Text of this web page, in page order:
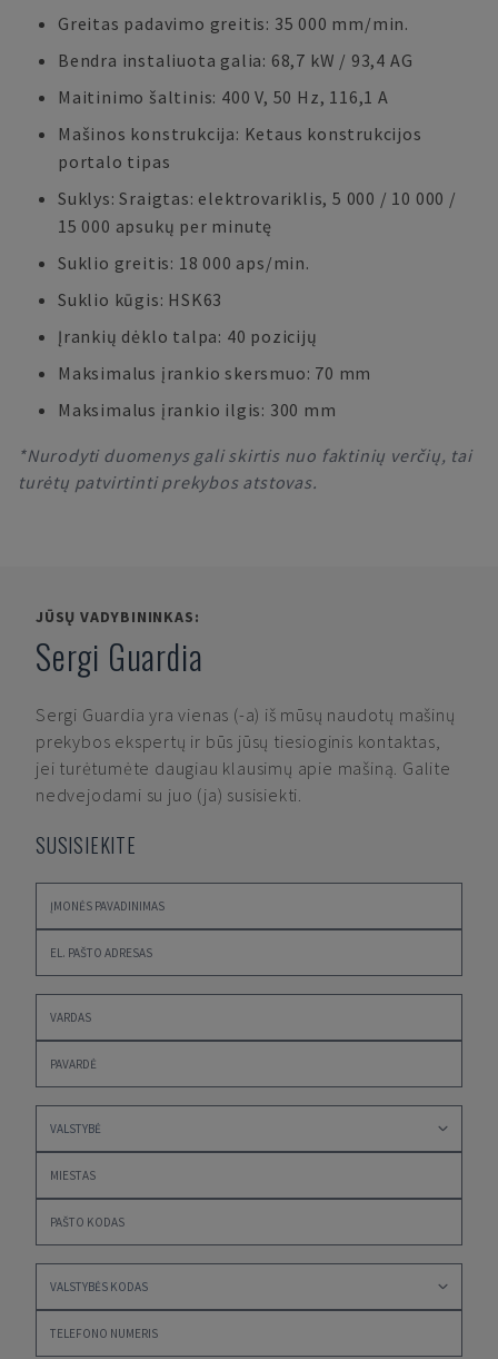
Greitas padavimo greitis: 35 000 mm/min.
Bendra instaliuota galia: 68,7 kW / 93,4 AG
Maitinimo šaltinis: 400 V, 50 Hz, 116,1 A
Mašinos konstrukcija: Ketaus konstrukcijos
portalo tipas
Suklys: Sraigtas: elektrovariklis, 5 000 / 10 000 /
15 000 apsukų per minutę
Suklio greitis: 18 000 aps/min.
Suklio kūgis: HSK63
Įrankių dėklo talpa: 40 pozicijų
Maksimalus įrankio skersmuo: 70 mm
Maksimalus įrankio ilgis: 300 mm
*Nurodyti duomenys gali skirtis nuo faktinių verčių, tai
turėtų patvirtinti prekybos atstovas.
JŪSŲ VADYBININKAS:
Sergi Guardia
Sergi Guardia yra vienas (-a) iš mūsų naudotų mašinų
prekybos ekspertų ir būs jūsų tiesioginis kontaktas,
jei turėtumėte daugiau klausimų apie mašiną. Galite
nedvejodami su juo (ja) susisiekti.
SUSISIEKITE